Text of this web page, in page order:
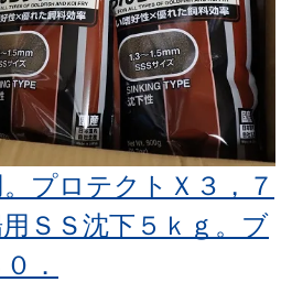
プロテクトＸ３，７
ＳＳ沈下５ｋｇ。ブ
．